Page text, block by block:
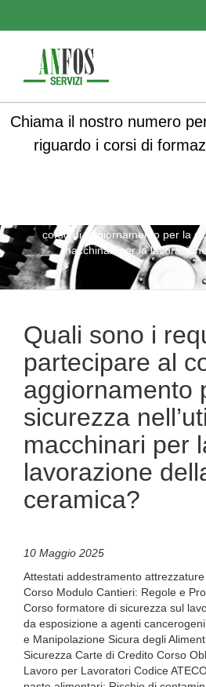
Chiama il nostro numero
riguardo i corsi di
corso di aggiornamento per la
macchinari per la
Quali sono i
partecipare al
aggiornamento
sicurezza
macchinari per
lavorazione
ceramica?
10 Maggio 2025
Attestati addestramento
Corso Modulo Cantieri: Regole e
Corso formatore di sicurezza sul
da esposizione a agenti
e Manipolazione Sicura degli
Sicurezza Carte di Credito Corso
Lavoro per Lavoratori Codice